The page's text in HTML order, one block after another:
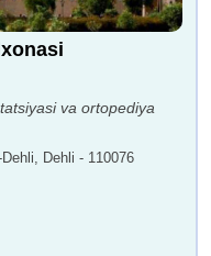
va ortopediya
Dehli - 110076